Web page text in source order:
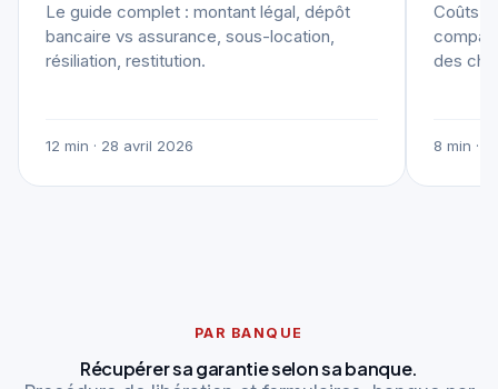
Le guide complet : montant légal, dépôt
bancaire vs assurance, sous-location,
résiliation, restitution.
12 min · 28 avril 2026
Coûts
des
8 min ·
PAR BANQUE
Récupérer sa garantie selon sa banque.